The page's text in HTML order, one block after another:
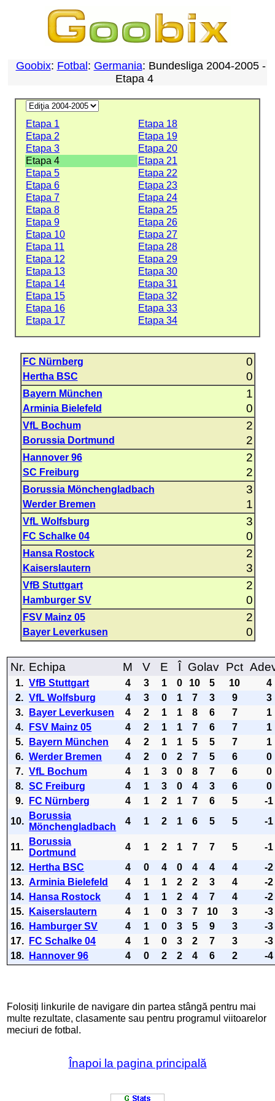
Goobix: Fotbal : Germania: Bundesliga 2004-2005 -
Etapa 4
Etapa 1
Etapa 18
Etapa 2
Etapa 19
Etapa 3
Etapa 20
Etapa 4
Etapa 21
Etapa 5
Etapa 22
Etapa 6
Etapa 23
Etapa 7
Etapa 24
Etapa 8
Etapa 25
Etapa 9
Etapa 26
Etapa 10
Etapa 27
Etapa 11
Etapa 28
Etapa 12
Etapa 29
Etapa 13
Etapa 30
Etapa 14
Etapa 31
Etapa 15
Etapa 32
Etapa 16
Etapa 33
Etapa 17
Etapa 34
FC Nürnberg 0
Hertha BSC 0
Bayern München 1
Arminia Bielefeld 0
VfL Bochum 2
Borussia Dortmund 2
Hannover 96 2
SC Freiburg 2
Borussia Mönchengladbach 3
Werder Bremen 1
VfL Wolfsburg 3
FC Schalke 04 0
Hansa Rostock 2
Kaiserslautern 3
VfB Stuttgart 2
Hamburger SV 0
FSV Mainz 05 2
Bayer Leverkusen 0
Nr. Echipa M V E Î Golav Pct
1. VfB Stuttgart 4 3 1 0 10 5 10
4
2. VfL Wolfsburg 4 3 0 1 7 3 9
3
3.
Bayer Leverkusen 4 2 1 1 8 6 7
1
4.
FSV Mainz 05 4 2 1 1 7 6 7
1
5.
Bayern München 4 2 1 1 5 5 7
1
6. Werder Bremen 4 2 0 2 7 5 6
0
7. VfL Bochum 4 1 3 0 8 7 6
0
8. SC Freiburg 4 1 3 0 4 3 6
0
9.
FC Nürnberg 4 1 2 1 7 6 5
-1
10.
Borussia
Mönchengladbach
4 1 2 1 6 5 5 -1
11.
Borussia
Dortmund
4 1 2 1 7 7 5
-1
12.
Hertha BSC 4 0 4 0 4 4 4
-2
13. Arminia Bielefeld 4 1 1 2 2 3 4
-2
14.
Hansa Rostock 4 1 1 2 4 7 4
-2
15.
Kaiserslautern 4 1 0 3 7 10 3
-3
16.
Hamburger SV 4 1 0 3 5 9 3
-3
17.
FC Schalke 04 4 1 0 3 2 7 3
-3
18.
Hannover 96 4 0 2 2 4 6 2 -4
Folosiți linkurile de navigare din partea stângă pentru mai
multe rezultate, clasamente sau pentru programul viitoarelor
meciuri de fotbal.
Înapoi la pagina principală